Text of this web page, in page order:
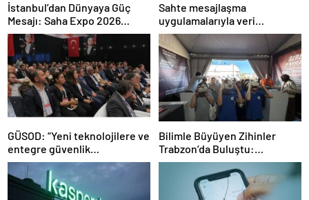
İstanbul’dan Dünyaya Güç
Mesajı: Saha Expo 2026
Rekorlarla Kapılarını Kapattı
Sahte mesajlaşma
uygulamalarıyla veri
sızdırıyorlar- Haber Şafak
GÜSOD: “Yeni teknolojilere ve
entegre güvenlik
sistemlerine önem artacak”-
Haber Şafak
Bilimle Büyüyen Zihinler
Trabzon’da Buluştu:
STEAMFEST’te Bilim Rüzgârı
Esti!- Haber Şafak